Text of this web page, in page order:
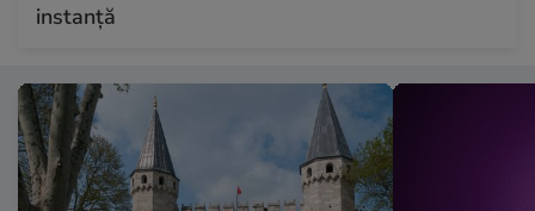
instanță